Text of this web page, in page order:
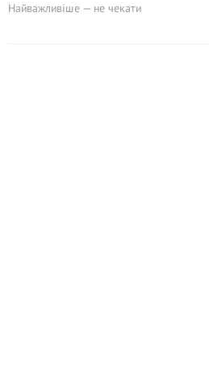
Найважливіше — не чекати